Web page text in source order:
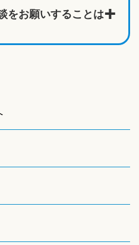
をお願いすることは